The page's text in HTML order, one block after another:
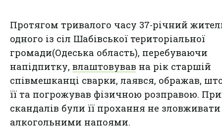
Протягом тривалого часу 37-річний
одного із сіл Шабівської територіальної
громади(Одеська область), перебуваючи
напідпитку, влаштовував на рік старшій
співмешканці сварки, лаявся, ображав,
її та погрожував фізичною розправою.
скандалів були її прохання не зловживати
алкогольними напоями.